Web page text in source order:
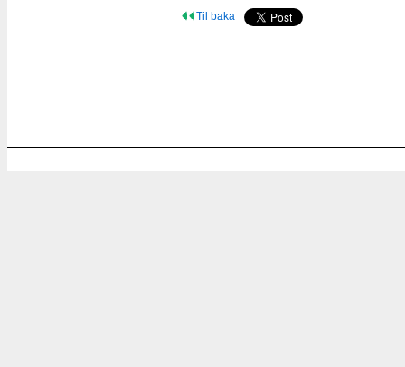
Til baka